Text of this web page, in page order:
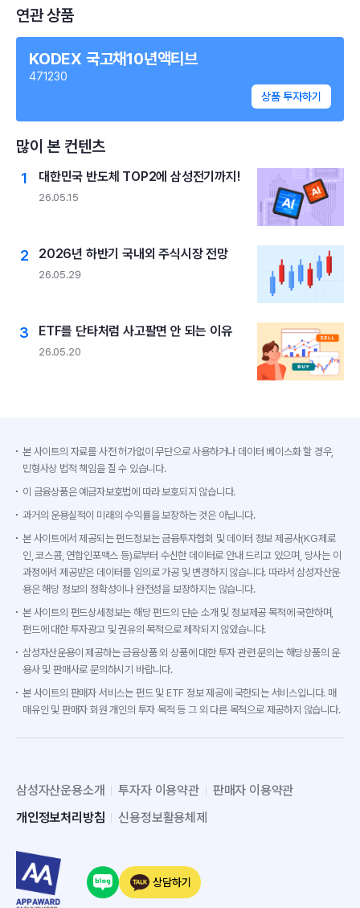
연관 상품
KODEX 국고채10년액티브
471230
상품 투자하기
많이 본 컨텐츠
대한민국 반도체 TOP2에 삼성전기까지!
26.05.15
2026년 하반기 국내외 주식시장 전망
26.05.29
ETF를 단타처럼 사고팔면 안 되는 이유
26.05.20
본 사이트의 자료를 사전 허가없이 무단으로 사용하거나 데이터 베이스화 할 경우,
민형사상 법적 책임을 질 수 있습니다.
이 금융상품은 예금자보호법에 따라 보호되지 않습니다.
과거의 운용실적이 미래의 수익률을 보장하는 것은 아닙니다.
본 사이트에서 제공되는 펀드정보는 금융투자협회 및 데이터 정보 제공사(KG제로
인, 코스콤, 연합인포맥스 등)로부터 수신한 데이터로 안내 드리고 있으며, 당사는 이
과정에서 제공받은 데이터를 임의로 가공 및 변경하지 않습니다. 따라서 삼성자산운
용은 해당 정보의 정확성이나 완전성을 보장하지는 않습니다.
본 사이트의 펀드상세정보는 해당 펀드의 단순 소개 및 정보제공 목적에 국한하며,
펀드에 대한 투자광고 및 권유의 목적으로 제작되지 않았습니다.
삼성자산운용이 제공하는 금융상품 외 상품에 대한 투자 관련 문의는 해당상품의 운
용사 및 판매사로 문의하시기 바랍니다.
본 사이트의 판매자 서비스는 펀드 및 ETF 정보 제공에 국한되는 서비스입니다. 매
매유인 및 판매자 회원 개인의 투자 목적 등 그 외 다른 목적으로 제공하지 않습니다.
삼성자산운용소개 투자자 이용약관
판매자 이용약관
개인정보처리방침
신용정보활용체제
상담하기